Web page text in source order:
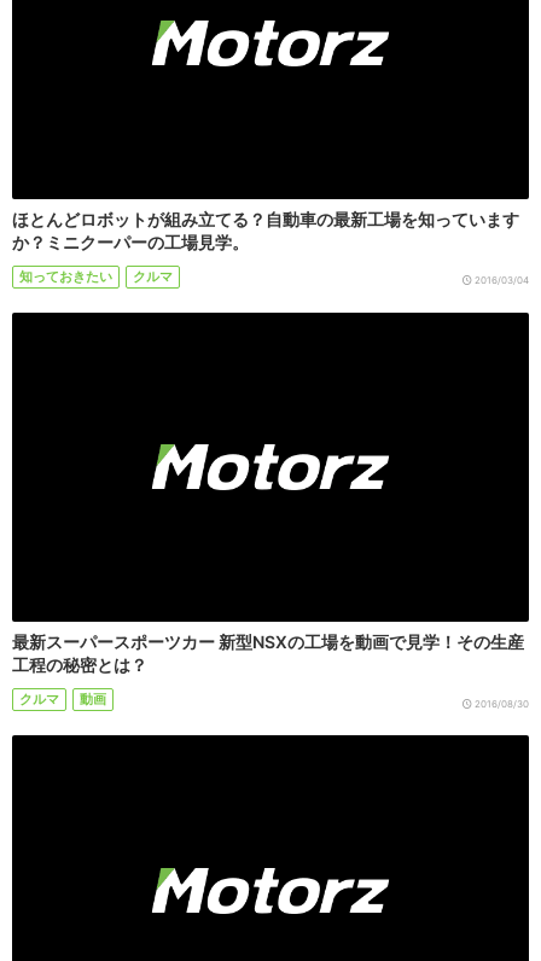
ほとんどロボットが組み立てる？自動車の最新工場を知っています
か？ミニクーパーの工場見学。
知っておきたい クルマ 2016/03/04
最新スーパースポーツカー 新型NSXの工場を動画で見学！その生産
工程の秘密とは？
クルマ 動画 2016/08/30